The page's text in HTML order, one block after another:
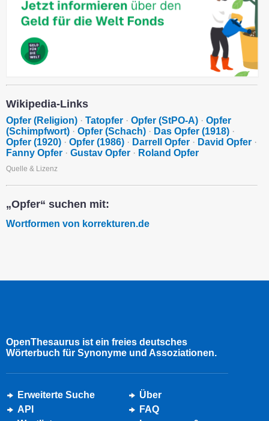
Wikipedia-Links
Opfer (Religion) · Tatopfer · Opfer (StPO-A) · Opfer
(Schimpfwort) · Opfer (Schach) · Das Opfer (1918) ·
Opfer (1920) · Opfer (1986) · Darrell Opfer · David Opfer ·
Fanny Opfer · Gustav Opfer · Roland Opfer
Quelle & Lizenz
„Opfer“ suchen mit:
Wortformen von korrekturen.de
OpenThesaurus ist ein freies deutsches
Wörterbuch für Synonyme und Assoziationen.
Erweiterte Suche
API
Über
FAQ